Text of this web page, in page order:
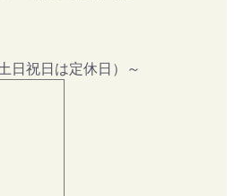
日祝日は定休日）～